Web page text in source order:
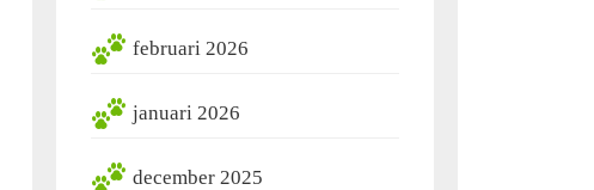
februari 2026
januari 2026
december 2025